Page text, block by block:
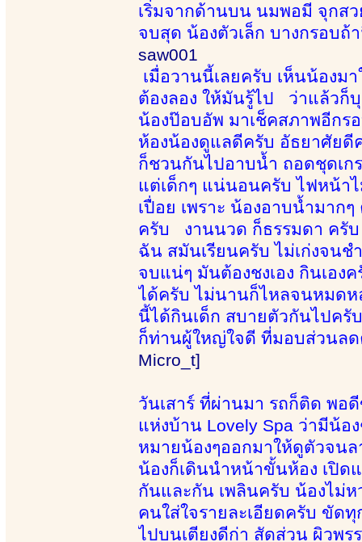
เริ่มจากด้านบน นมพอมี จุกส
จบสุด น้องตัวเล็ก บางกรอบถ้
saw001
เมื่อวานนี้เลยครับ เห็นน้องม
ต้องลอง ให้มันรู้ไป ว่าแล้วก็บุ
น้องป๊อบอัพ มาเช็คสภาพอีก
ห้องน้องดูแลดีครับ อัธยาศัยดี
ก็ชวนกันไปอาบน้ำ ถอดชุดเก
แต่เด็กๆ แน่นอนครับ ไฟหน้า
เปื่อย เพราะ น้องอาบน้ำมาก
ครับ งานนวด ก็ธรรมดา ครับ
ฉัน สมันเรียนครับ ไม่เก่งจน
จบแน่ๆ มันต้องชงเอง กินเอง
ได้ครับ ไม่นานก็ไหลจนหมด
นี้ได้กินเด็ก สบายตัวกันไปค
ก็ท่านผู้ใหญ่ใจดี ที่มอบส่วนลด
Micro_t]
วันเสาร์ ที่ผ่านมา รถก็ติด พอ
แห่งบ้าน Lovely Spa ว่ามีน้อ
หมายน้องๆออกมาให้ดูตัวจน
น้องก็เดินนำหน้าขั้นห้อง เปิด
กันและกัน เพลินครับ น้องไม่ห
คนใส่ใจรายละเอียดครับ ขัด
ไปบนเตียงดีก่า สัดส่วน ผิวพ